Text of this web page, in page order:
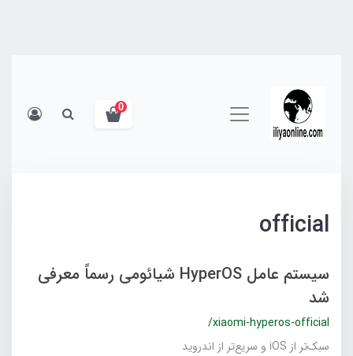
0
official
سیستم عامل HyperOS شیائومی رسماً معرفی
شد
/xiaomi-hyperos-official
سبک‌تر از iOS و سریع‌تر از اندروید